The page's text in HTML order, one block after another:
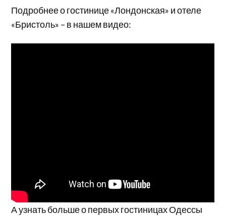
Подробнее о гостинице «Лондонская» и отеле
«Бристоль» – в нашем видео:
А узнать больше о первых гостиницах Одессы